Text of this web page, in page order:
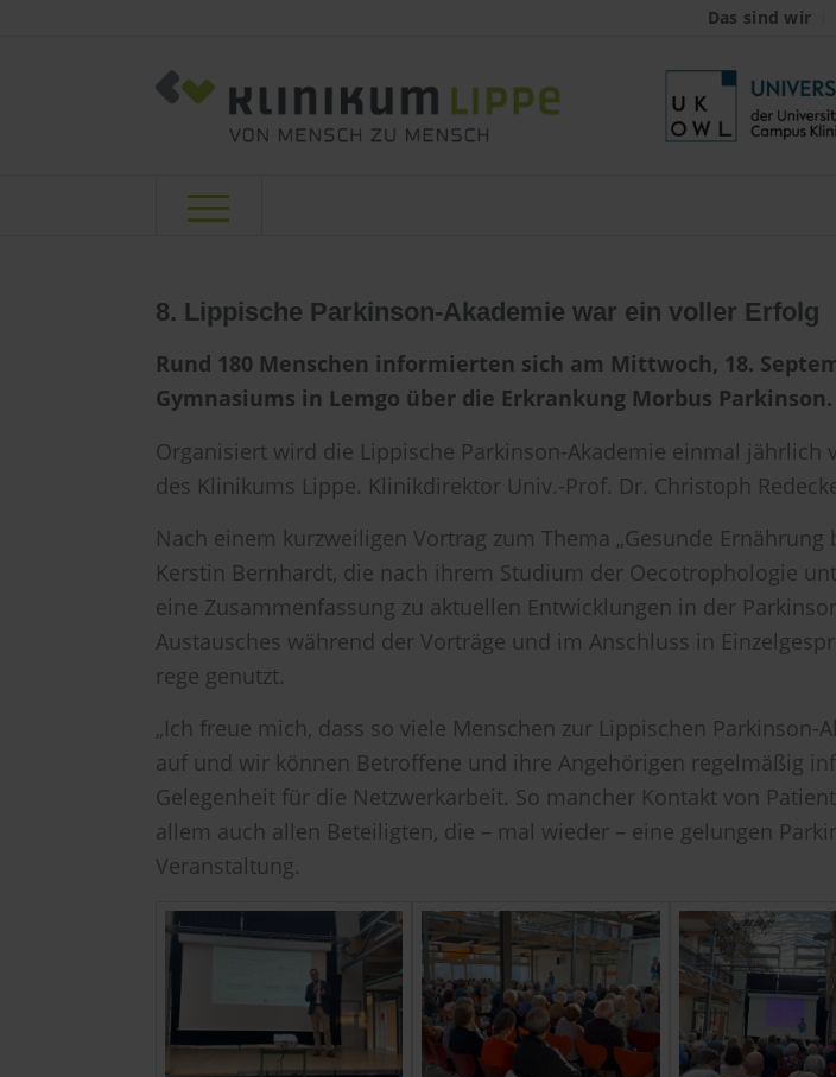
Das sind wir
8. Lippische Parkinson-Akademie war ein voller Erfolg
Rund 180 Menschen informierten sich am Mittwoch, 18.
Gymnasiums in Lemgo über die Erkrankung Morbus Parkinson.
Organisiert wird die Lippische Parkinson-Akademie einmal
des Klinikums Lippe. Klinikdirektor Univ.-Prof. Dr. Christoph
Nach einem kurzweiligen Vortrag zum Thema „Gesunde
Kerstin Bernhardt, die nach ihrem Studium der Oecotrophologie
eine Zusammenfassung zu aktuellen Entwicklungen in der
Austausches während der Vorträge und im Anschluss in
rege genutzt.
„Ich freue mich, dass so viele Menschen zur Lippischen
auf und wir können Betroffene und ihre Angehörigen regelmäßig
Gelegenheit für die Netzwerkarbeit. So mancher Kontakt von
allem auch allen Beteiligten, die – mal wieder – eine gelungen
Veranstaltung.